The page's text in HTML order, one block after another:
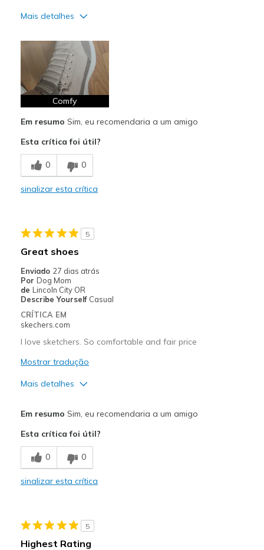
Mais detalhes
Attractive Design
Comfortable
Melhores utilizações
Casual Wear
Width
Sizing
Comfy
Em resumo Sim, eu recomendaria a um amigo
Esta crítica foi útil?
0 0
sinalizar esta crítica
5
Great shoes
Enviado 27 dias atrás
Por Dog Mom
de Lincoln City OR
Describe Yourself Casual
CRÍTICA EM
skechers.com
I love sketchers. So comfortable and fair price
Mostrar tradução
Mais detalhes
Breathe Well
Comfortable
Casual Wear
Em resumo Sim, eu recomendaria a um amigo
Esta crítica foi útil?
0 0
sinalizar esta crítica
5
Highest Rating